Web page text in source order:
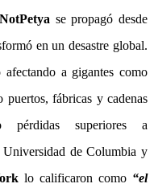
NotPetya se propagó desde
en un desastre global.
a gigantes como
puertos, fábricas y cadenas
pérdidas superiores a
de Columbia y
lo calificaron como “el